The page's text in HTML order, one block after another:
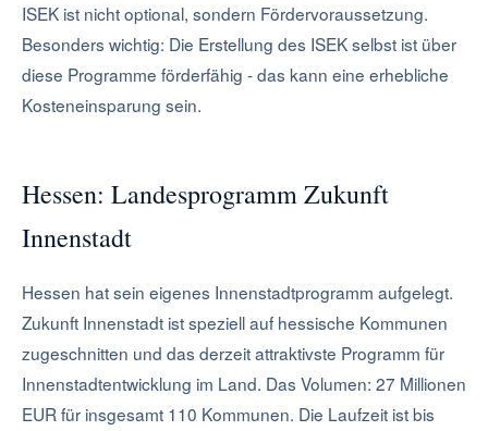
ISEK ist nicht optional, sondern Fördervoraussetzung.
Besonders wichtig: Die Erstellung des ISEK selbst ist über
diese Programme förderfähig - das kann eine erhebliche
Kosteneinsparung sein.
Hessen: Landesprogramm Zukunft
Innenstadt
Hessen hat sein eigenes Innenstadtprogramm aufgelegt.
Zukunft Innenstadt ist speziell auf hessische Kommunen
zugeschnitten und das derzeit attraktivste Programm für
Innenstadtentwicklung im Land. Das Volumen: 27 Millionen
EUR für insgesamt 110 Kommunen. Die Laufzeit ist bis